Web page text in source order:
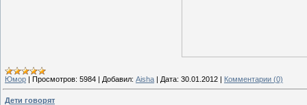
Юмор | Просмотров: 5984 | Добавил: Aisha | Дата: 30.01.2012 | Комментарии (0)
Дети говорят